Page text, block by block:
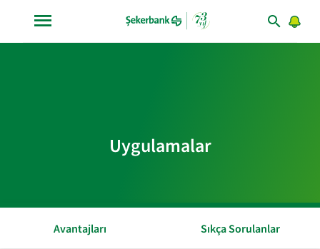
Uygulamalar
Avantajları Sıkça Sorulanlar